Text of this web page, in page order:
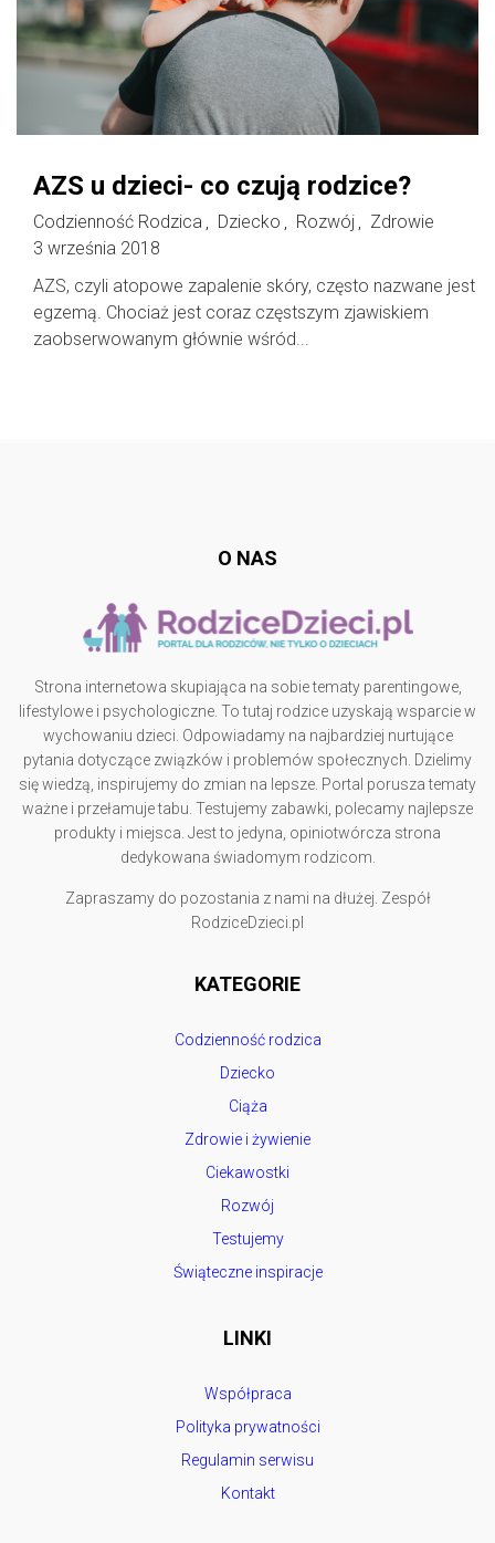
AZS u dzieci- co czują rodzice?
Codzienność Rodzica Dziecko Rozwój
Zdrowie
3 września 2018
AZS, czyli atopowe zapalenie skóry, często nazwane jest
egzemą. Chociaż jest coraz częstszym zjawiskiem
zaobserwowanym głównie wśród...
O NAS
Strona internetowa skupiająca na sobie tematy parentingowe,
lifestylowe i psychologiczne. To tutaj rodzice uzyskają wsparcie w
wychowaniu dzieci. Odpowiadamy na najbardziej nurtujące
pytania dotyczące związków i problemów społecznych. Dzielimy
się wiedzą, inspirujemy do zmian na lepsze. Portal porusza tematy
ważne i przełamuje tabu. Testujemy zabawki, polecamy najlepsze
produkty i miejsca. Jest to jedyna, opiniotwórcza strona
dedykowana świadomym rodzicom.
Zapraszamy do pozostania z nami na dłużej. Zespół
RodziceDzieci.pl
KATEGORIE
Codzienność rodzica
Dziecko
Ciąża
Zdrowie i żywienie
Ciekawostki
Rozwój
Testujemy
Świąteczne inspiracje
LINKI
Współpraca
Polityka prywatności
Regulamin serwisu
Kontakt